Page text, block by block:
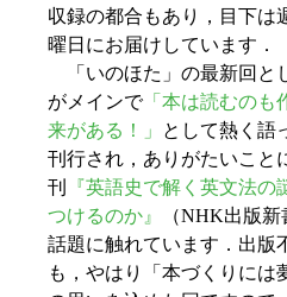
収録の都合もあり，目下は
曜日にお届けしています．
「いのほた」の最新回と
がメインで「本は読むのも
来がある！」
として熱く語
刊行され，ありがたいこと
刊
『英語史で解く英文法の
つけるのか』
（NHK出版
話題に触れています．出版
も，やはり「本づくりには